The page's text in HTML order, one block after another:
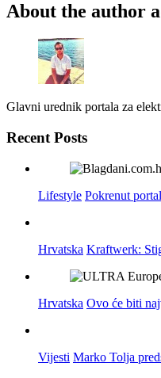
About the author
Glavni urednik portala za
Recent Posts
Lifestyle Pokrenut
Hrvatska Kraftwerk:
Hrvatska Ovo će biti
Vijesti Marko Tolja